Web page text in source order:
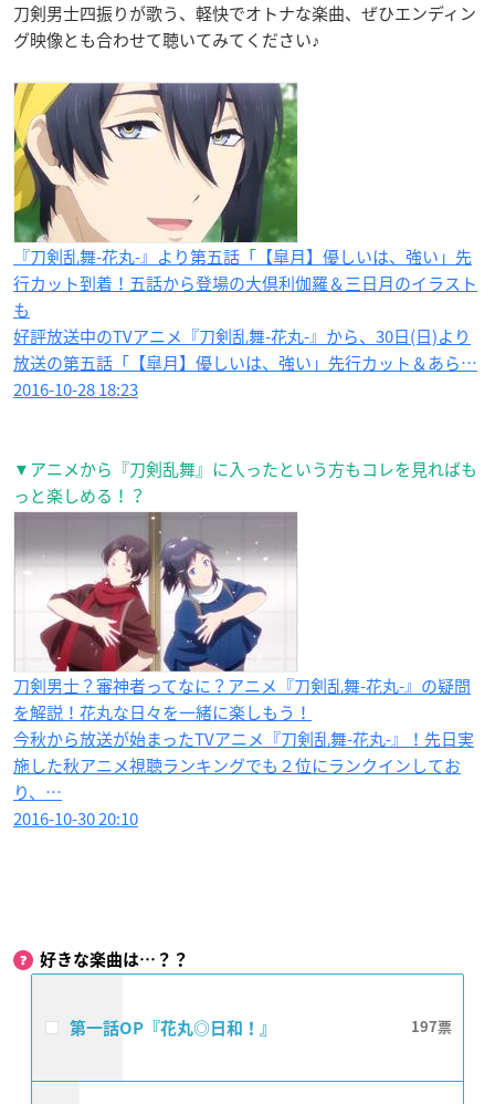
刀剣男士四振りが歌う、軽快でオトナな楽曲、ぜひエンディン
グ映像とも合わせて聴いてみてください♪
『刀剣乱舞-花丸-』より第五話「【皐月】優しいは、強い」先
行カット到着！五話から登場の大倶利伽羅＆三日月のイラスト
も
好評放送中のTVアニメ『刀剣乱舞-花丸-』から、30日(日)より
放送の第五話「【皐月】優しいは、強い」先行カット＆あら…
2016-10-28 18:23
▼アニメから『刀剣乱舞』に入ったという方もコレを見ればも
っと楽しめる！？
刀剣男士？審神者ってなに？アニメ『刀剣乱舞-花丸-』の疑問
を解説！花丸な日々を一緒に楽しもう！
今秋から放送が始まったTVアニメ『刀剣乱舞-花丸-』！先日実
施した秋アニメ視聴ランキングでも２位にランクインしてお
り、…
2016-10-30 20:10
好きな楽曲は…？？
第一話OP『花丸◎日和！』 197